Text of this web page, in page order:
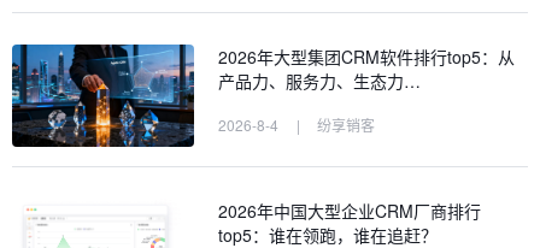
2026年大型集团CRM软件排行top5：从
产品力、服务力、生态力…
2026-8-4 | 纷享销客
2026年中国大型企业CRM厂商排行
top5：谁在领跑，谁在追赶？